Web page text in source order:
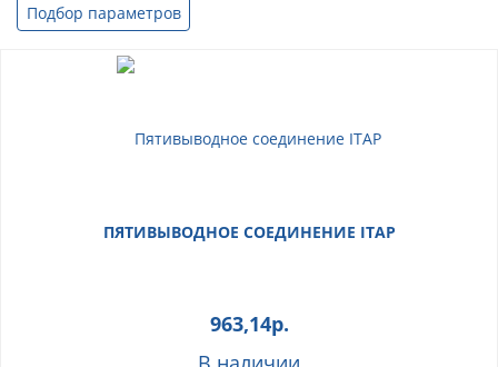
Подбор параметров
ПЯТИВЫВОДНОЕ СОЕДИНЕНИЕ ITAP
963,14р.